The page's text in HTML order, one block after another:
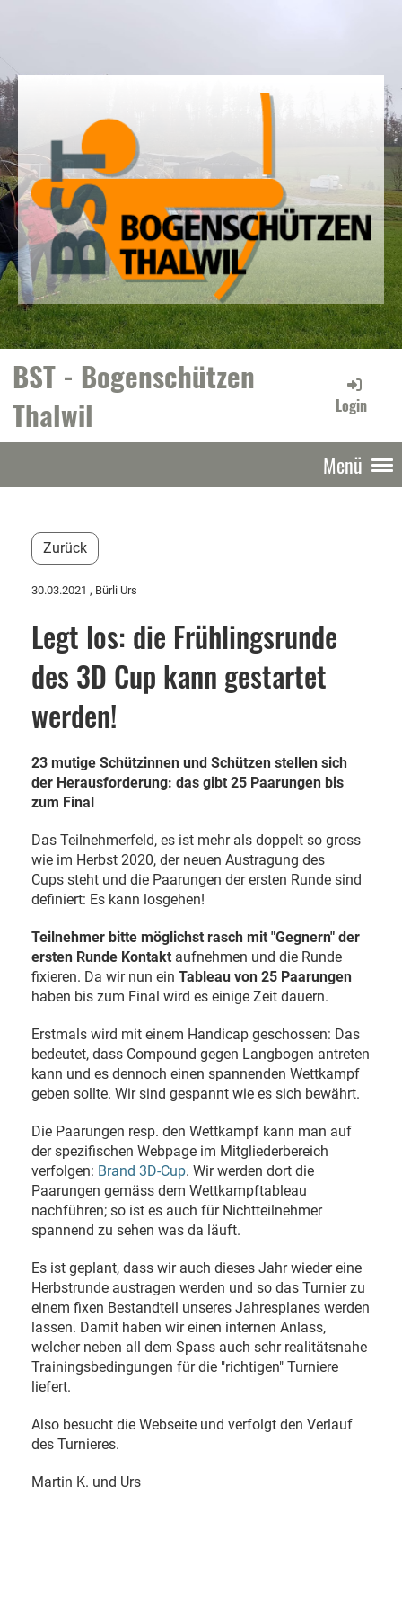
BST - Bogenschützen
Thalwil
Login
Menü
Zurück
30.03.2021 , Bürli Urs
Legt los: die Frühlingsrunde
des 3D Cup kann gestartet
werden!
23 mutige Schützinnen und Schützen stellen sich
der Herausforderung: das gibt 25 Paarungen bis
zum Final
Das Teilnehmerfeld, es ist mehr als doppelt so gross
wie im Herbst 2020, der neuen Austragung des
Cups steht und die Paarungen der ersten Runde sind
definiert: Es kann losgehen!
Teilnehmer bitte möglichst rasch mit "Gegnern" der
ersten Runde Kontakt aufnehmen und die Runde
fixieren. Da wir nun ein Tableau von 25 Paarungen
haben bis zum Final wird es einige Zeit dauern.
Erstmals wird mit einem Handicap geschossen: Das
bedeutet, dass Compound gegen Langbogen antreten
kann und es dennoch einen spannenden Wettkampf
geben sollte. Wir sind gespannt wie es sich bewährt.
Die Paarungen resp. den Wettkampf kann man auf
der spezifischen Webpage im Mitgliederbereich
verfolgen: Brand 3D-Cup. Wir werden dort die
Paarungen gemäss dem Wettkampftableau
nachführen; so ist es auch für Nichtteilnehmer
spannend zu sehen was da läuft.
Es ist geplant, dass wir auch dieses Jahr wieder eine
Herbstrunde austragen werden und so das Turnier zu
einem fixen Bestandteil unseres Jahresplanes werden
lassen. Damit haben wir einen internen Anlass,
welcher neben all dem Spass auch sehr realitätsnahe
Trainingsbedingungen für die "richtigen" Turniere
liefert.
Also besucht die Webseite und verfolgt den Verlauf
des Turnieres.
Martin K. und Urs